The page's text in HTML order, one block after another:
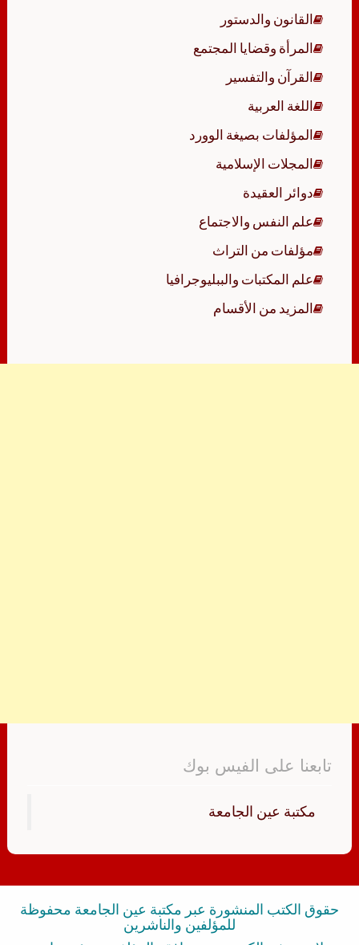
القانون والدستور
المرأة وقضايا المجتمع
القرآن والتفسير
اللغة العربية
المؤلفات بصيغة الوورد
المجلات الإسلامية
دوائر العقيدة
علم النفس والاجتماع
مؤلفات من التراث
علم المكتبات والببليوجرافيا
المزيد من الأقسام
تابعنا على الفيس بوك
‏مكتبة عين الجامعة‏
حقوق الكتب المنشورة عبر مكتبة عين الجامعة محفوظة
للمؤلفين والناشرين